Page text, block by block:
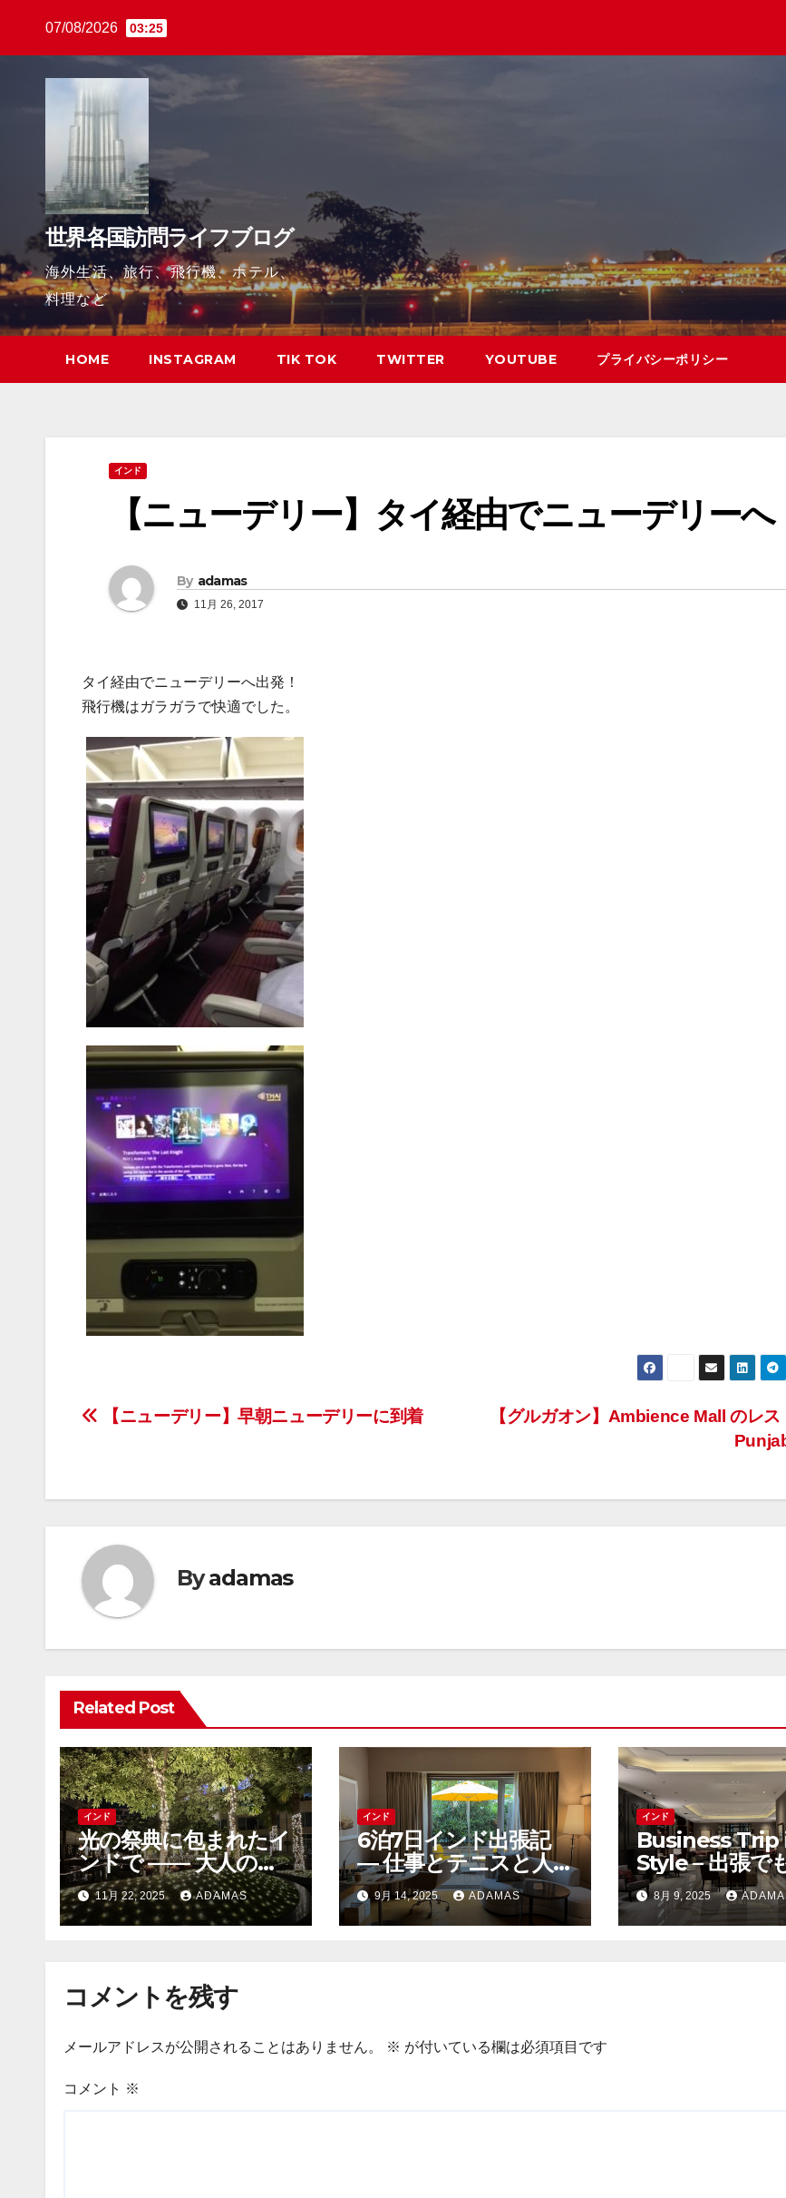
07/08/2026 03:25
世界各国訪問ライフブログ
海外生活、旅行、飛行機、ホテル、
料理など
HOME INSTAGRAM TIK TOK TWITTER YOUTUBE プライバシーポリシー
インド
【ニューデリー】タイ経由でニューデリーへ
By adamas
11月 26, 2017
タイ経由でニューデリーへ出発！
飛行機はガラガラで快適でした。
投
ナ
ゲ
ー
シ
ョ
ン
【グルガオン】Ambience Mall のレス
【ニューデリー】早朝ニューデリーに到着
Byadamas
Related Post
インド
光の祭典に包まれたイ
ンドで —— 大人の出
張と滞在記
11月 22, 2025 ADAMAS
インド
6泊7日インド出張記
― 仕事とテニスと人
脈づくりーMarriottと
Hilton宿泊
9月 14, 2025 ADAMAS
インド
Business Trip
Style – 出張で
む大人の上質
美食と滞在記
8月 9, 2025
コメントを残す
メールアドレスが公開されることはありません。 ※ が付いている欄は必須項目です
コメント ※